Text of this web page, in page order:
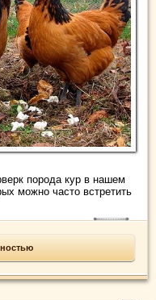
порода кур в нашем
можно часто встретить